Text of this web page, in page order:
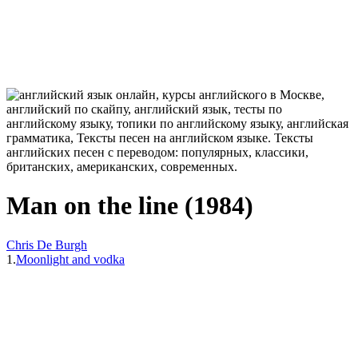
Man on the line (1984)
Chris De Burgh
1.Moonlight and vodka